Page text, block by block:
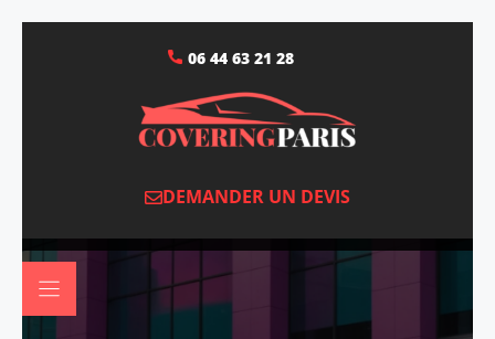
06 44 63 21 28
DEMANDER UN DEVIS